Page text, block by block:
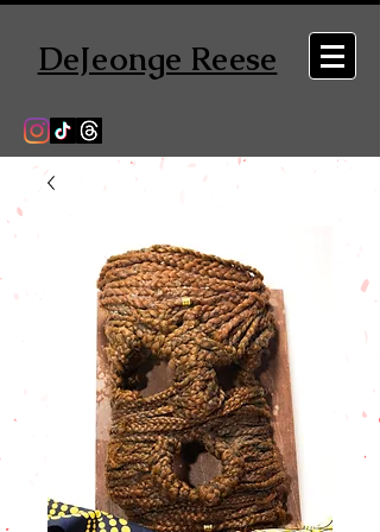
DeJeonge Reese